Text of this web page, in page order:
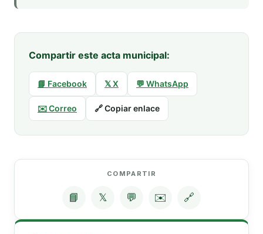
Compartir este acta municipal:
📘 Facebook 𝕏 X 💬 WhatsApp
✉️ Correo 🔗 Copiar enlace
COMPARTIR
📘 𝕏 💬 ✉️ 🔗